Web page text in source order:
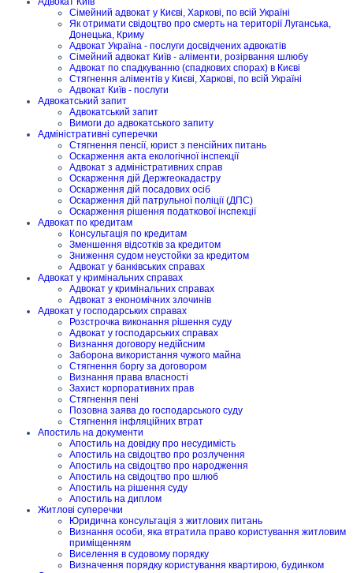
Сімейний адвокат у Києві, Харкові, по всій Україні
Як отримати свідоцтво про смерть на території Луганська,
Донецька, Криму
Адвокат Україна - послуги досвідчених адвокатів
Сімейний адвокат Київ - аліменти, розірвання шлюбу
Адвокат по спадкуванню (спадкових спорах) в Києві
Стягнення аліментів у Києві, Харкові, по всій Україні
Адвокат Київ - послуги
Адвокатський запит
Адвокатський запит
Вимоги до адвокатського запиту
Адміністративні суперечки
Стягнення пенсії, юрист з пенсійних питань
Оскарження акта екологічної інспекції
Адвокат з адміністративних справ
Оскарження дій Держгеокадастру
Оскарження дій посадових осіб
Оскарження дій патрульної поліції (ДПС)
Оскарження рішення податкової інспекції
Адвокат по кредитам
Консультація по кредитам
Зменшення відсотків за кредитом
Зниження судом неустойки за кредитом
Адвокат у банківських справах
Адвокат у кримінальних справах
Адвокат у кримінальних справах
Адвокат з економічних злочинів
Адвокат у господарських справах
Розстрочка виконання рішення суду
Адвокат у господарських справах
Визнання договору недійсним
Заборона використання чужого майна
Стягнення боргу за договором
Визнання права власності
Захист корпоративних прав
Стягнення пені
Позовна заява до господарського суду
Стягнення інфляційних втрат
Апостиль на документи
Апостиль на довідку про несудимість
Апостиль на свідоцтво про розлучення
Апостиль на свідоцтво про народження
Апостиль на свідоцтво про шлюб
Апостиль на рішення суду
Апостиль на диплом
Житлові суперечки
Юридична консультація з житлових питань
Визнання особи, яка втратила право користування житловим
приміщенням
Виселення в судовому порядку
Визначення порядку користування квартирою, будинком